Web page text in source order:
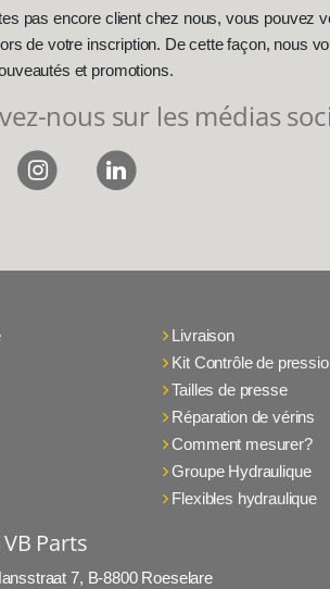
pas encore client chez nous, vous pouvez
de votre inscription. De cette façon, nous
et promotions.
nous sur les médias
Livraison
Kit Contrôle de
Tailles de presse
Réparation de vérins
Comment mesurer?
Groupe Hydraulique
Flexibles hydraulique
Parts
7, B-8800 Roeselare